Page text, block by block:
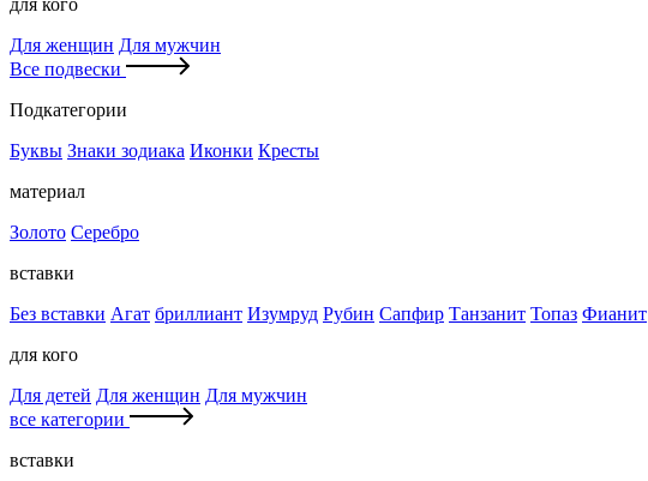
для кого
Для женщин Для мужчин
Все подвески
Подкатегории
Буквы Знаки зодиака Иконки Кресты
материал
Золото Серебро
вставки
Без вставки Агат бриллиант Изумруд Рубин Сапфир Танзанит Топаз Фианит
для кого
Для детей Для женщин Для мужчин
все категории
вставки